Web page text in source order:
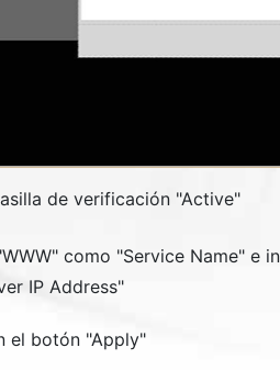
de verificación "Active"
WWW" como "Service Name" e
IP Address"
el botón "Apply"